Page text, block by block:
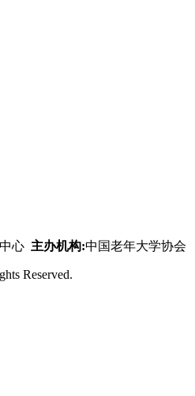
心 主办机构:中国老年大学协会
Reserved.